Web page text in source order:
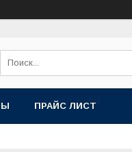
ПРАЙС ЛИСТ